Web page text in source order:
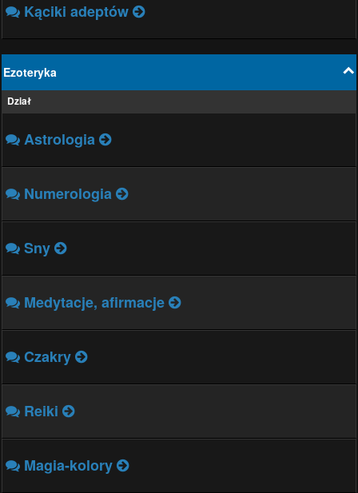
Kąciki adeptów
Ezoteryka
Dział
Astrologia
Numerologia
Sny
Medytacje, afirmacje
Czakry
Reiki
Magia-kolory